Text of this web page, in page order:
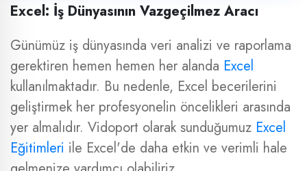
Excel: İş Dünyasının Vazgeçilmez Aracı
Günümüz iş dünyasında veri analizi ve raporlama
gerektiren hemen hemen her alanda Excel
kullanılmaktadır. Bu nedenle, Excel becerilerini
geliştirmek her profesyonelin öncelikleri arasında
yer almalıdır. Vidoport olarak sunduğumuz Excel
Eğitimleri ile Excel'de daha etkin ve verimli hale